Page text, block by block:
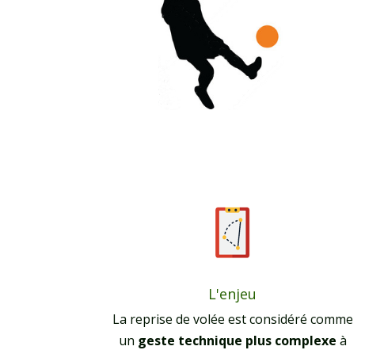
L'enjeu
La reprise de volée est considéré comme
un geste technique plus complexe à